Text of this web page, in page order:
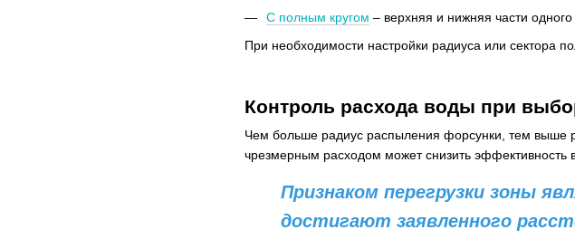
С полным кругом – верхняя и нижняя части одного
При необходимости настройки радиуса или сектора
Контроль расхода воды при
Чем больше радиус распыления форсунки, тем выше
чрезмерным расходом может снизить эффективность
Признаком перегрузки зоны
достигают заявленного